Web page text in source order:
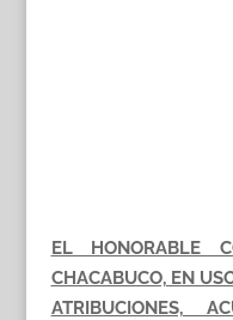
EL HONORABLE
CHACABUCO, EN
ATRIBUCIONES,